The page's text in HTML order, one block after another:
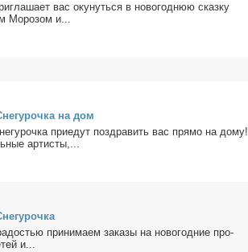
вас оку­нуть­ся в но­во­год­нюю сказ­ку
Мо­ро­зом и...
на дом
при­едут по­здра­вить вас пря­мо на до­му!
ар­ти­сты,...
при­ни­ма­ем за­ка­зы на но­во­год­ние про­
и...